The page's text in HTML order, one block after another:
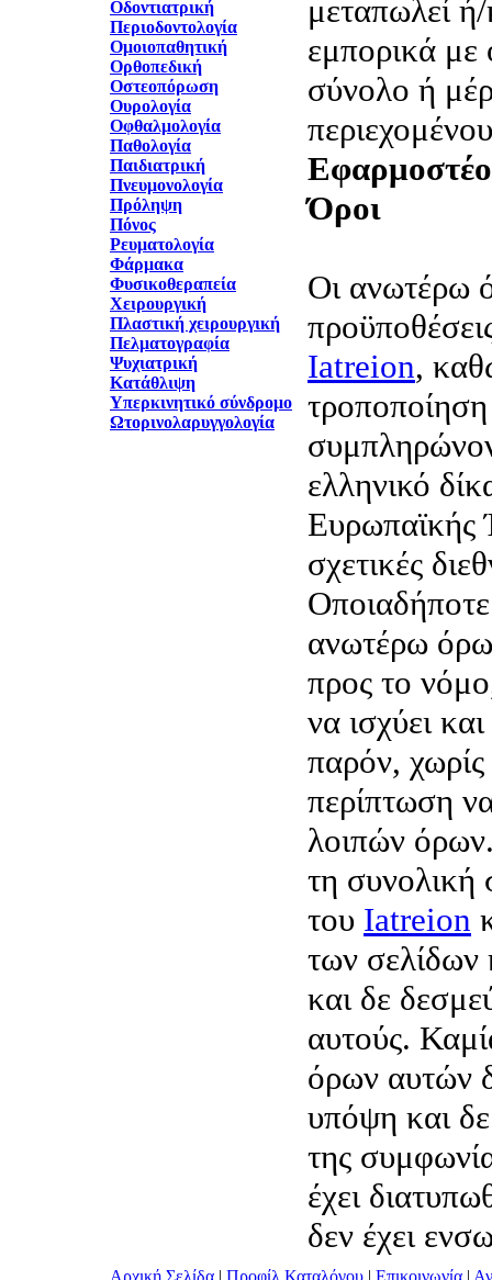
Οδοντιατρική
Περιοδοντολογία
Ομοιοπαθητική
Ορθοπεδική
Οστεοπόρωση
Ουρολογία
Οφθαλμολογία
Παθολογία
Παιδιατρική
Πνευμονολογία
Πρόληψη
Πόνος
Ρευματολογία
Φάρμακα
Φυσικοθεραπεία
Χειρουργική
Πλαστική χειρουργική
Πελματογραφία
Ψυχιατρική
Κατάθλιψη
Υπερκινητικό σύνδρομο
Ωτορινολαρυγγολογία
μεταπωλεί ή/
εμπορικά με
σύνολο ή
Εφαρμοστέο
Όροι
Οι ανωτέρω
Iatreion,
τροποποίηση
ελληνικό
Ευρωπαϊκής
σχετικές
ανωτέρω
προς το
να ισχύει
παρόν,
περίπτωση
λοιπών
τη συνολική
του Iatreion
των σελίδων
και δε
αυτούς.
όρων αυτών
υπόψη και
της
έχει
δεν έχει
Αρχική Σελίδα | Προφίλ Καταλόγου | Επικοινωνία |